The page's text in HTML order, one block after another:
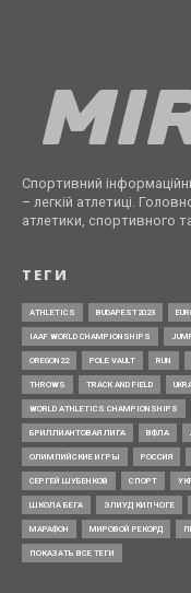
Спортивний
– легкій атлетиці.
атлетики, спортивного
ТЕГИ
ATHLETICS BUDAPEST2023
IAAF WORLD CHAMPIONSHIPS
OREGON22 POLE VAULT RUN
THROWS TRACK AND FIELD
WORLD ATHLETICS CHAMPIONSHIPS
БРИЛЛИАНТОВАЯ ЛИГА ВФЛА
ОЛИМПИЙСКИЕ ИГРЫ РОССИЯ
СЕРГЕЙ ШУБЕНКОВ СПОРТ
ШКОЛА БЕГА ЭЛИУД КИПЧОГЕ
МАРАФОН МИРОВОЙ РЕКОРД
ПОКАЗАТЬ ВСЕ ТЕГИ